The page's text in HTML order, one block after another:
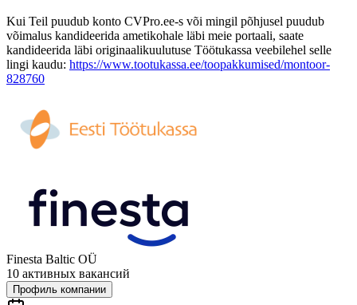
Kui Teil puudub konto CVPro.ee-s või mingil põhjusel puudub
võimalus kandideerida ametikohale läbi meie portaali, saate
kandideerida läbi originaalikuulutuse Töötukassa veebilehel selle
lingi kaudu: https://www.tootukassa.ee/toopakkumised/montoor-
828760
Finesta Baltic OÜ
10 активных вакансий
Профиль компании